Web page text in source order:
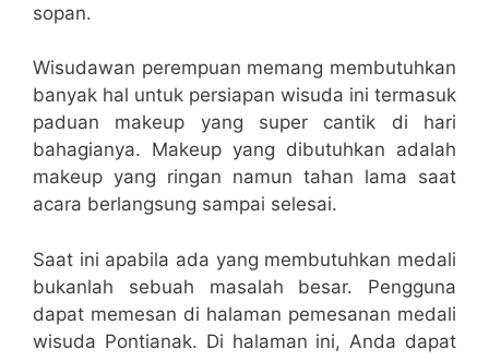
sopan.
Wisudawan perempuan memang membutuhkan
banyak hal untuk persiapan wisuda ini termasuk
paduan makeup yang super cantik di hari
bahagianya. Makeup yang dibutuhkan adalah
makeup yang ringan namun tahan lama saat
acara berlangsung sampai selesai.
Saat ini apabila ada yang membutuhkan medali
bukanlah sebuah masalah besar. Pengguna
dapat memesan di halaman pemesanan medali
wisuda Pontianak. Di halaman ini, Anda dapat